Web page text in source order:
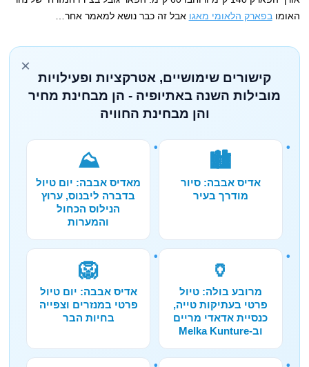
האומובפארק הלאומי מאגו אבל זה כבר נושא למאמר אחר…
×
קישורים שימושיים, אטרקציות ופעילויות
מובילות השנה באתיופיה - הן מבחינת מחיר
והן מבחינת החוויה
🏙️
אדיס אבבה: סיור
מודרך בעיר
⛰️
מאדיס אבבה: יום טיול
בדברה ליבנוס, ערוץ
הנילוס הכחול
והמערות
🏺
מרובע בולה: טיול
פרטי בעתיקות טייה,
כנסיית אדאדי מריים
וב-Melka Kunture
🦁
אדיס אבבה: יום טיול
פרטי במנזרים וצפייה
בחיות הבר